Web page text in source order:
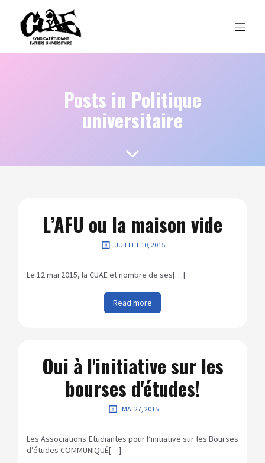
Posts in Politique
universitaire
L’AFU ou la maison vide
JUILLET 10, 2015
Le 12 mai 2015, la CUAE et nombre de ses[…]
Read more
Oui à l'initiative sur les
bourses d'études!
MAI 27, 2015
Les Associations Etudiantes pour l’initiative sur les Bourses
d’études COMMUNIQUÉ[…]